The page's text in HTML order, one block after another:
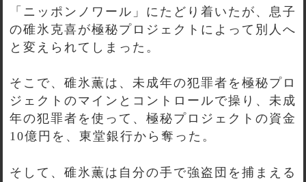
「ニッポンノワール」にたどり着いたが、息子
の碓氷克喜が極秘プロジェクトによって別人へ
と変えられてしまった。
そこで、碓氷薫は、未成年の犯罪者を極秘プロ
ジェクトのマインとコントロールで操り、未成
年の犯罪者を使って、極秘プロジェクトの資金
10億円を、東堂銀行から奪った。
そして、碓氷薫は自分の手で強盗団を捕まえる